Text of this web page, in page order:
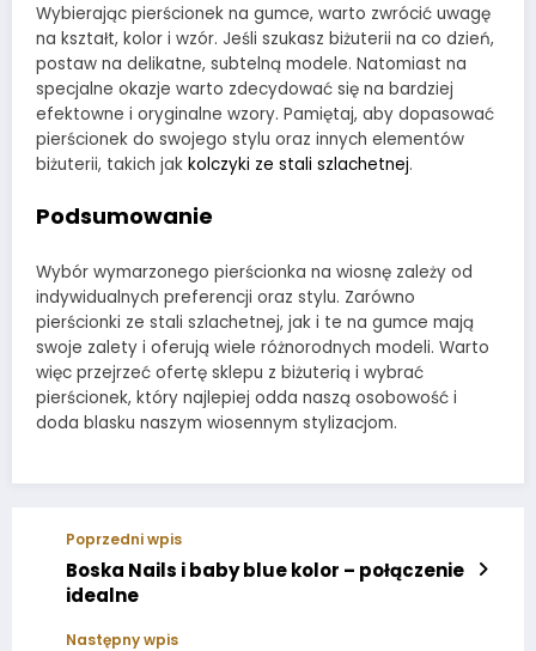
Wybierając pierścionek na gumce, warto zwrócić uwagę
na kształt, kolor i wzór. Jeśli szukasz biżuterii na co dzień,
postaw na delikatne, subtelną modele. Natomiast na
specjalne okazje warto zdecydować się na bardziej
efektowne i oryginalne wzory. Pamiętaj, aby dopasować
pierścionek do swojego stylu oraz innych elementów
biżuterii, takich jak kolczyki ze stali szlachetnej.
Podsumowanie
Wybór wymarzonego pierścionka na wiosnę zależy od
indywidualnych preferencji oraz stylu. Zarówno
pierścionki ze stali szlachetnej, jak i te na gumce mają
swoje zalety i oferują wiele różnorodnych modeli. Warto
więc przejrzeć ofertę sklepu z biżuterią i wybrać
pierścionek, który najlepiej odda naszą osobowość i
doda blasku naszym wiosennym stylizacjom.
Poprzedni wpis
Boska Nails i baby blue kolor – połączenie
idealne
Następny wpis